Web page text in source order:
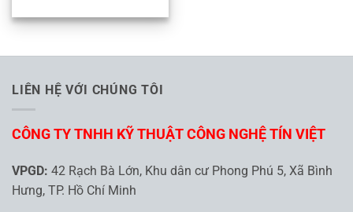
LIÊN HỆ VỚI CHÚNG TÔI
CÔNG TY TNHH KỸ THUẬT CÔNG NGHỆ TÍN VIỆT
VPGD: 42 Rạch Bà Lớn, Khu dân cư Phong Phú 5, Xã Bình
Hưng, TP. Hồ Chí Minh